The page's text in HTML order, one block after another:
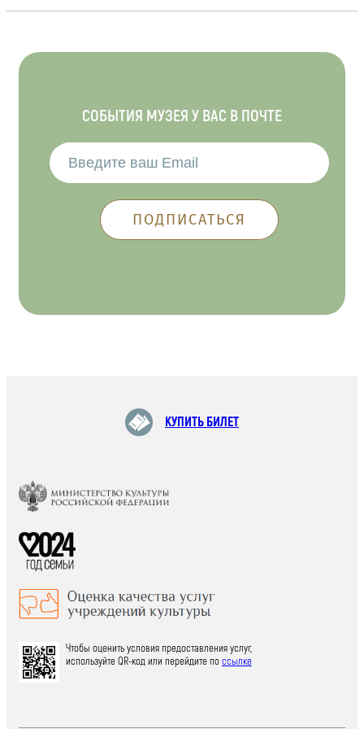
СОБЫТИЯ МУЗЕЯ У ВАС В ПОЧТЕ
КУПИТЬ БИЛЕТ
Чтобы оценить условия предоставления услуг,
используйте QR-код или перейдите поссылке